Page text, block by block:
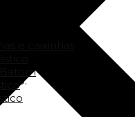
e caixinhas